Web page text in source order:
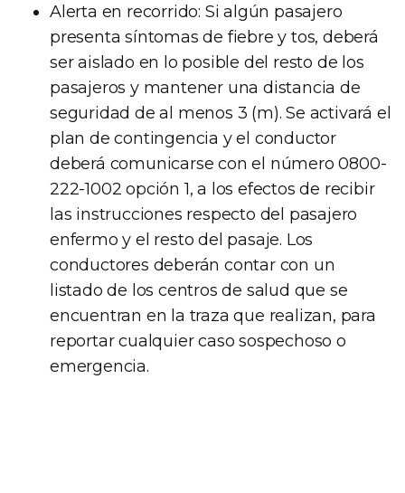
Alerta en recorrido: Si algún pasajero
presenta síntomas de fiebre y tos, deberá
ser aislado en lo posible del resto de los
pasajeros y mantener una distancia de
seguridad de al menos 3 (m). Se activará el
plan de contingencia y el conductor
deberá comunicarse con el número 0800-
222-1002 opción 1, a los efectos de recibir
las instrucciones respecto del pasajero
enfermo y el resto del pasaje. Los
conductores deberán contar con un
listado de los centros de salud que se
encuentran en la traza que realizan, para
reportar cualquier caso sospechoso o
emergencia.